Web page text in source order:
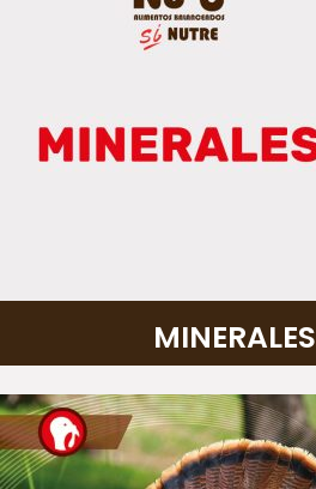
MINERALES